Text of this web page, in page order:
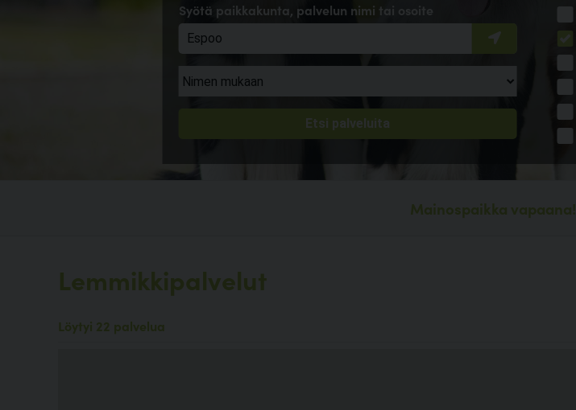
Syötä paikkakunta, palvelun nimi tai osoite
Mainospaikka vapaana!
Lemmikkipalvelut
Löytyi 22 palvelua